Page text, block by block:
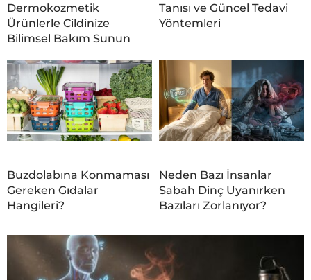
Dermokozmetik
Ürünlerle Cildinize
Bilimsel Bakım Sunun
Tanısı ve Güncel Tedavi
Yöntemleri
Buzdolabına Konmaması
Gereken Gıdalar
Hangileri?
Neden Bazı İnsanlar
Sabah Dinç Uyanırken
Bazıları Zorlanıyor?